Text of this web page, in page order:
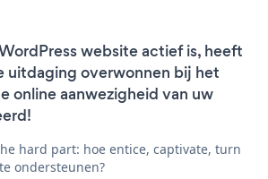
website actief is, heeft
uitdaging overwonnen bij het
online aanwezigheid van uw
hard part: hoe entice, captivate, turn
ondersteunen?